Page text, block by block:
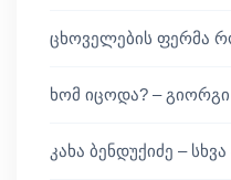
ცხოველების ფერმა
ხომ იცოდა? –
კახა ბენდუქიძე –